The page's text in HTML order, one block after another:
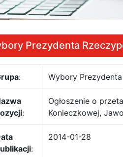
Prezydenta
: Wybory
:
Ogłoszenie o
Konieczkowej,
:
2014-01-28